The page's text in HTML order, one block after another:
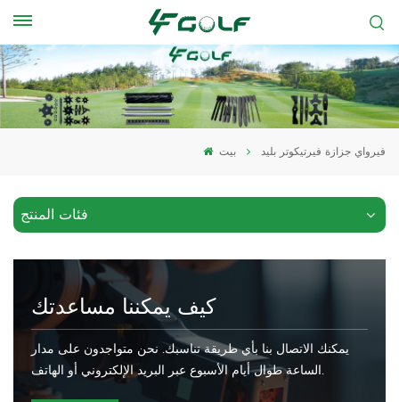
بيت فيرواي جزازة فيرتيكوتر بليد
فئات المنتج
كيف يمكننا مساعدتك
يمكنك الاتصال بنا بأي طريقة تناسبك. نحن متواجدون على مدار
الساعة طوال أيام الأسبوع عبر البريد الإلكتروني أو الهاتف.